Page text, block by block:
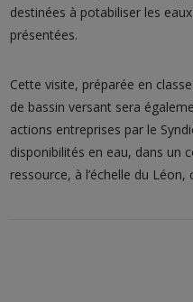
destinées à potabiliser les
présentées.
Cette visite, préparée en
de bassin versant sera
actions entreprises par le
disponibilités en eau, dans un
ressource, à l’échelle du